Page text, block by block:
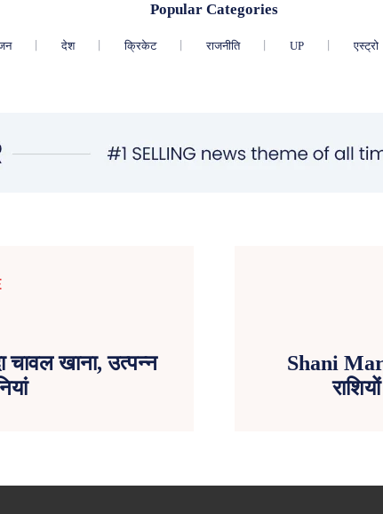
Popular Categories
देश क्रिकेट राजनीति UP एस्ट्रो
चावल खाना, उत्पन्न
Shani